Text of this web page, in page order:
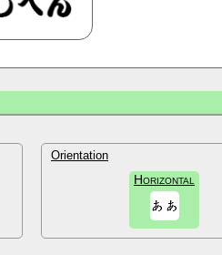
Orientation
Horizontal